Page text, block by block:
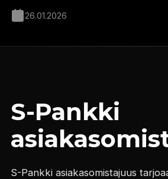
26.01.2026
S-Pankki
S-Pankki asiakasomistajuus